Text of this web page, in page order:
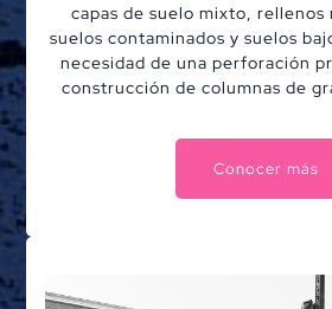
capas de suelo mixto, rellenos
suelos contaminados y suelos
necesidad de una perforación
construcción de columnas de
Conocer más